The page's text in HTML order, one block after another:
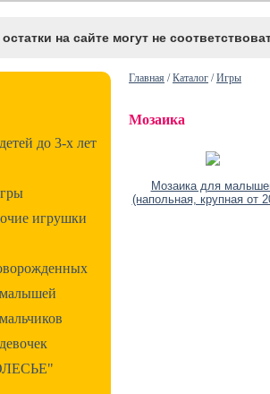
на сайте могут не
до 3-х лет
игрушки
Главная /Каталог /Игры
Мозаика
Мозаика для
(напольная, крупная от